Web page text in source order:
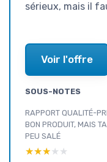
sérieux, mais il
Voir l'offre
SOUS-NOTES
RAPPORT QUALITÉ-
BON PRODUIT, MAIS
PEU SALÉ
★★★★★
★★★★★